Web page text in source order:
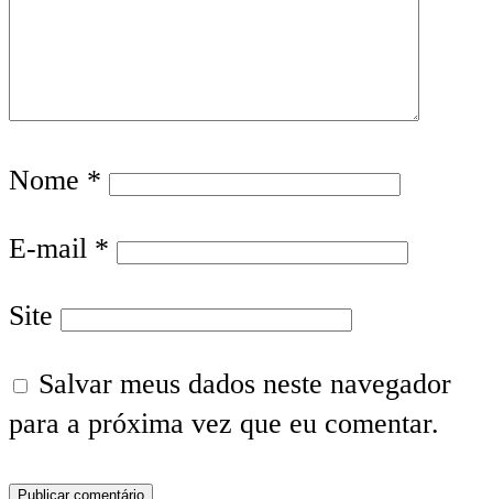
Nome *
E-mail *
Site
Salvar meus dados neste navegador
para a próxima vez que eu comentar.